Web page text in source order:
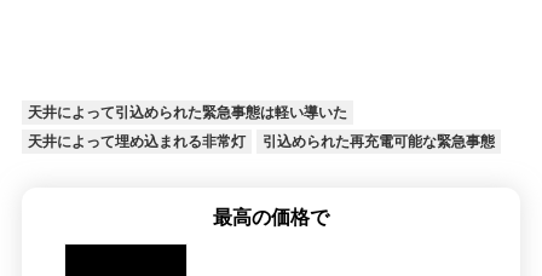
天井によって引込められた緊急事態は軽い導いた
天井によって埋め込まれる非常灯
引込められた再充電可能な緊急事態
最高の価格で